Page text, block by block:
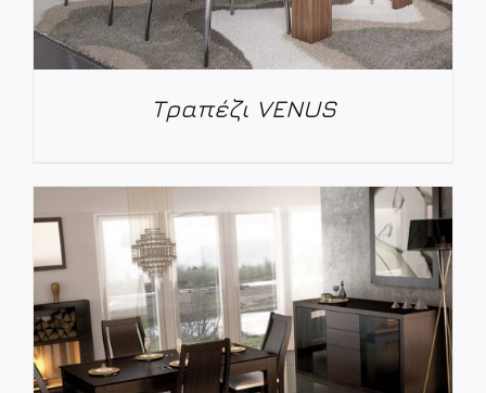
Tραπέζι VENUS